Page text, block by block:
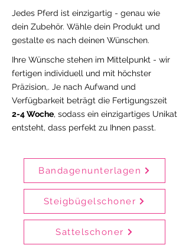
Jedes Pferd ist einzigartig - genau wie
dein Zubehör. Wähle dein Produkt und
gestalte es nach deinen Wünschen.
Ihre Wünsche stehen im Mittelpunkt - wir
fertigen individuell und mit höchster
Präzision,. Je nach Aufwand und
Verfügbarkeit beträgt die Fertigungszeit
2-4 Woche, sodass ein einzigartiges Unikat
entsteht, dass perfekt zu Ihnen passt.
Bandagenunterlagen
Steigbügelschoner
Sattelschoner